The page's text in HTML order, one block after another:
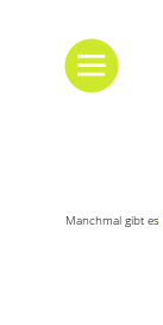
Manchmal gibt es